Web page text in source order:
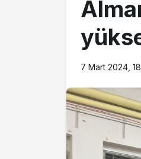
7 Mart 2024,